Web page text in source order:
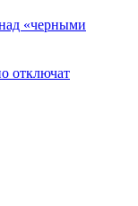
«черными
отключат